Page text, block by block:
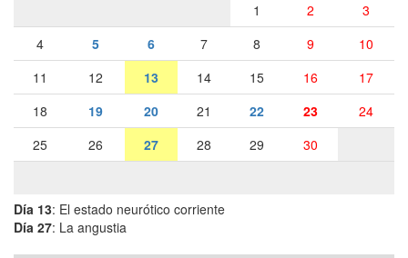
1
2
3
4
5 6 7 8 9
10
11
12 13 14 15 16
17
18
19 20 21 22 23
24
25
26 27 28 29 30
Día 13: El estado neurótico corriente
Día 27: La angustia